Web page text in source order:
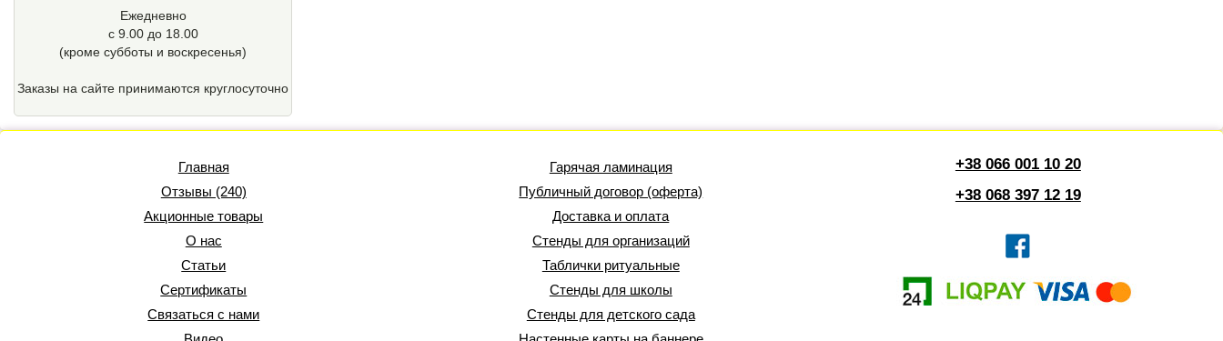
Ежедневно
с 9.00 до 18.00
(кроме cубботы и воскресенья)
Заказы на сайте принимаются круглосуточно
Главная
Отзывы (240)
Акционные товары
О нас
Статьи
Сертификаты
Связаться с нами
Гарячая ламинация
Публичный договор (оферта)
Доставка и оплата
Стенды для организаций
Таблички ритуальные
Стенды для школы
Стенды для детского сада
+38 066 001 10 20
+38 068 397 12 19